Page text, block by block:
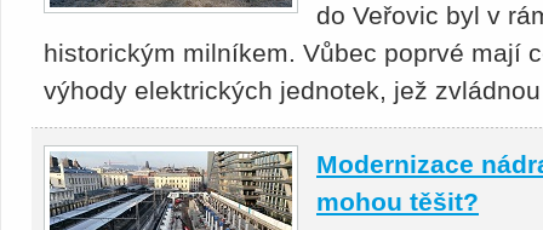
do Veřovic byl v
historickým milníkem. Vůbec poprvé mají
výhody elektrických jednotek, jež
Modernizace
mohou těšit?